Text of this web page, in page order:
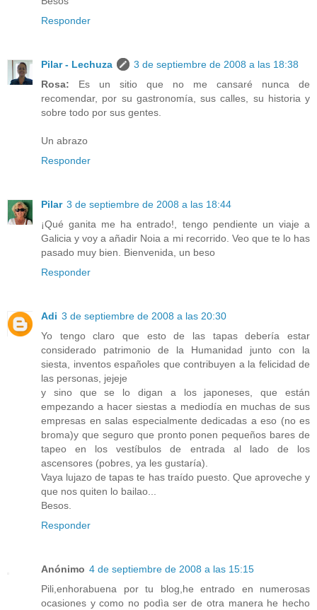
Responder
Pilar - Lechuza
3 de septiembre de 2008 a las 18:38
Rosa: Es un sitio que no me cansaré nunca de
recomendar, por su gastronomía, sus calles, su historia y
sobre todo por sus gentes.
Un abrazo
Responder
Pilar 3 de septiembre de 2008 a las 18:44
¡Qué ganita me ha entrado!, tengo pendiente un viaje a
Galicia y voy a añadir Noia a mi recorrido. Veo que te lo has
pasado muy bien. Bienvenida, un beso
Responder
Adi 3 de septiembre de 2008 a las 20:30
Yo tengo claro que esto de las tapas debería estar
considerado patrimonio de la Humanidad junto con la
siesta, inventos españoles que contribuyen a la felicidad de
las personas, jejeje
y sino que se lo digan a los japoneses, que están
empezando a hacer siestas a mediodía en muchas de sus
empresas en salas especialmente dedicadas a eso (no es
broma)y que seguro que pronto ponen pequeños bares de
tapeo en los vestíbulos de entrada al lado de los
ascensores (pobres, ya les gustaría).
Vaya lujazo de tapas te has traído puesto. Que aproveche y
que nos quiten lo bailao...
Besos.
Responder
Anónimo 4 de septiembre de 2008 a las 15:15
Pili,enhorabuena por tu blog,he entrado en numerosas
ocasiones y como no podìa ser de otra manera he hecho